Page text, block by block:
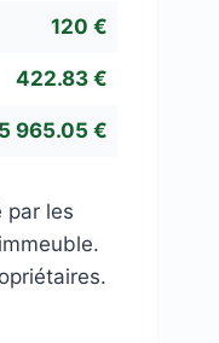
120 €
422.83 €
5 965.05 €
par les